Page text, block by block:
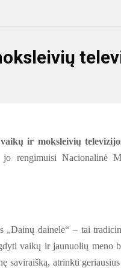
ir moksleivių
rengimuisi Nacionalinė
dainelė“ – tai
vaikų ir jaunuolių meno
saviraišką, atrinkti